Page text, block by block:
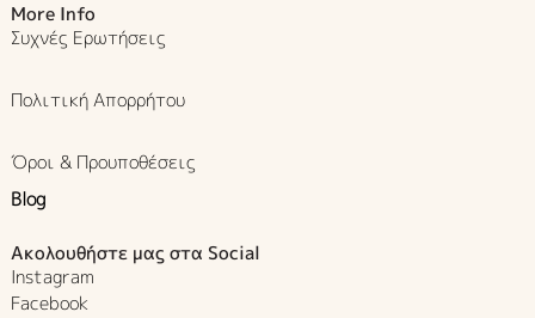
More Info
Συχνές Ερωτήσεις
Πολιτική Απορρήτου
Όροι & Προυποθέσεις
Blog
Ακολουθήστε μας στα Social
Instagram
Facebook